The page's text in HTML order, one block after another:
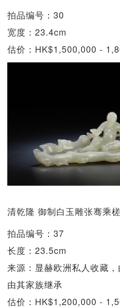
拍品编号：30
宽度：23.4cm
估价：HK$1,500,000 -
清乾隆 御制白玉雕张骞乘槎
拍品编号：37
长度：23.5cm
来源：显赫欧洲私人收藏
由其家族继承
估价：HK$1,200,000 -